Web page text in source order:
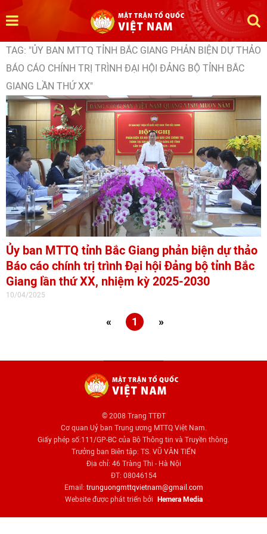
TAG: "ỦY BAN MTTQ TỈNH BẮC GIANG PHẢN BIỆN DỰ THẢO
BÁO CÁO CHÍNH TRỊ TRÌNH ĐẠI HỘI ĐẢNG BỘ TỈNH BẮC
GIANG LẦN THỨ XX"
Ủy ban MTTQ tỉnh Bắc Giang phản biện dự thảo
Báo cáo chính trị trình Đại hội Đảng bộ tỉnh Bắc
Giang lần thứ XX, nhiệm kỳ 2025-2030
10/04/2025
« 1 »
© 2008 Trang TTĐT
Cơ quan Uỷ ban Trung ương MTTQ Việt Nam.
Giấy phép số:111/GP-BC của Bộ Thông tin và Truyền thông.
Trưởng ban Biên tập: TS. VŨ VĂN TIẾN
Địa chỉ: 46 Tràng Thi - Hà Nội
ĐT: 08046154
Email: trunguongmttqvietnam@gmail.com
Website được phát triển bởi
Hemera Media